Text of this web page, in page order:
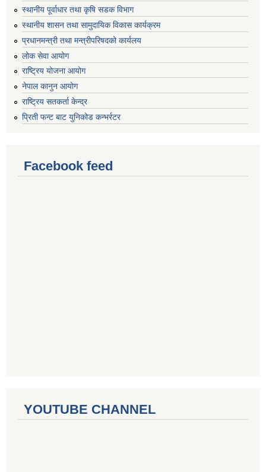
स्थानीय पूर्वाधार तथा कृषि सडक विभाग
स्थानीय शासन तथा सामुदायिक विकास कार्यक्रम
प्रधानमन्त्री तथा मन्त्रीपरिषदको कार्यलय
लोक सेवा आयोग
राष्ट्रिय योजना आयोग
नेपाल कानुन आयोग
राष्ट्रिय सतकर्ता केन्द्र
प्रिती फन्ट बाट युनिकोड कन्भर्रटर
Facebook feed
YOUTUBE CHANNEL